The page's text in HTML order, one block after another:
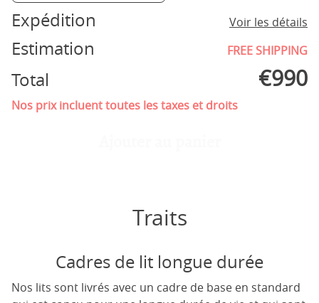
Expédition Voir les détails
Estimation FREE SHIPPING
Total €990
Nos prix incluent toutes les taxes et droits
Traits
Cadres de lit longue durée
Nos lits sont livrés avec un cadre de base en standard